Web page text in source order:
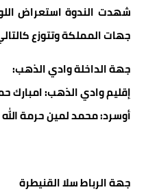
شهدت الندوة استعراض
جهات المملكة وتتوزع
جهة الداخلة وادي الذهب:
إقليم وادي الذهب: امبارك
أوسرد: محمد لمين حرمة الله
جهة الرباط سلا القنيطرة